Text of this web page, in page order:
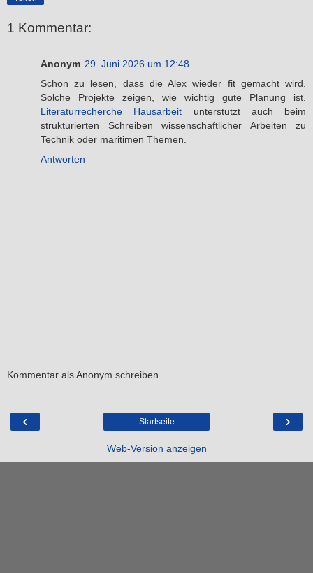
1 Kommentar:
Anonym 29. Juni 2026 um 12:48
Schon zu lesen, dass die Alex wieder fit gemacht wird.
Solche Projekte zeigen, wie wichtig gute Planung ist.
Literaturrecherche Hausarbeit unterstutzt auch beim
strukturierten Schreiben wissenschaftlicher Arbeiten zu
Technik oder maritimen Themen.
Antworten
Kommentar als Anonym schreiben
‹ ›
Startseite
Web-Version anzeigen